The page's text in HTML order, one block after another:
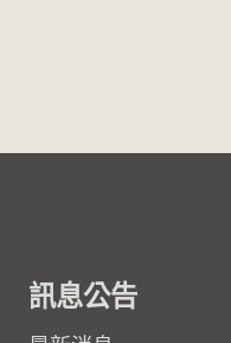
訊息公告